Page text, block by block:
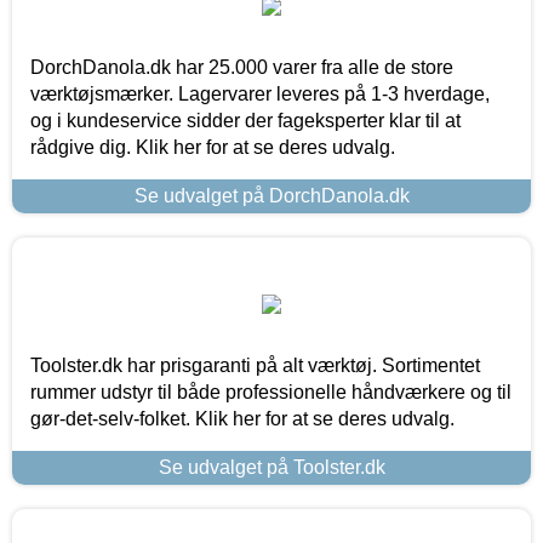
DorchDanola.dk har 25.000 varer fra alle de store
værktøjsmærker. Lagervarer leveres på 1-3 hverdage,
og i kundeservice sidder der fageksperter klar til at
rådgive dig. Klik her for at se deres udvalg.
Se udvalget på DorchDanola.dk
Toolster.dk har prisgaranti på alt værktøj. Sortimentet
rummer udstyr til både professionelle håndværkere og til
gør-det-selv-folket. Klik her for at se deres udvalg.
Se udvalget på Toolster.dk